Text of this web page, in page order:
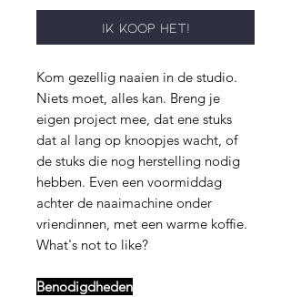
Ik koop het!
Kom gezellig naaien in de studio.
Niets moet, alles kan. Breng je
eigen project mee, dat ene stuks
dat al lang op knoopjes wacht, of
de stuks die nog herstelling nodig
hebben. Even een voormiddag
achter de naaimachine onder
vriendinnen, met een warme koffie.
What's not to like?
Benodigdheden